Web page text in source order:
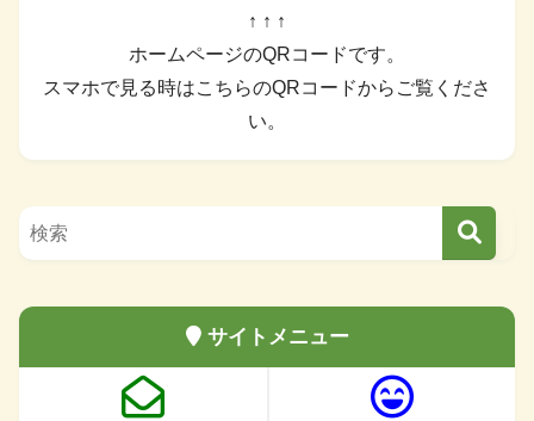
↑ ↑ ↑
ホームページのQRコードです。
スマホで見る時はこちらのQRコードからご覧くださ
い。
サイトメニュー